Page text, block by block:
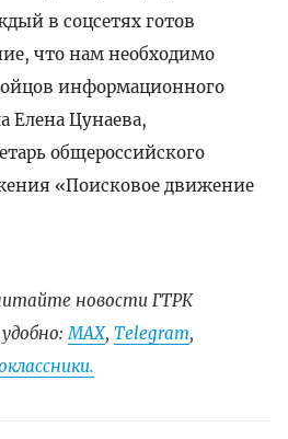
в соцсетях готов
что нам необходимо
информационного
Елена Цунаева,
общероссийского
«Поисковое движение
новости ГТРК
МАХ, Telegram,